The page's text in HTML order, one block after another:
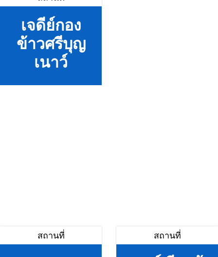
เจดีย์กอง
ข้าวศรีบุญ
เนาว์
สถานที่ สถานที่